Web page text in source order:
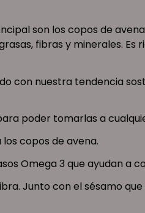
son los copos de
fibras y minerales. Es
con nuestra tendencia
poder tomarlas a
copos de avena.
Omega 3 que ayudan a
Junto con el sésamo